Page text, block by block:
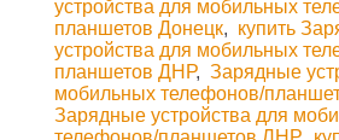
устройства для мобильных
планшетов Донецк, купить
устройства для мобильных
планшетов ДНР, Зарядные
мобильных телефонов/
Зарядные устройства для